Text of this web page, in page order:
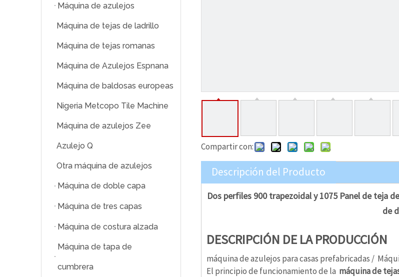
Máquina de azulejos
Máquina de tejas de ladrillo
Máquina de tejas romanas
Máquina de Azulejos Espnana
Máquina de baldosas europeas
Nigeria Metcopo Tile Machine
Máquina de azulejos Zee
Azulejo Q
Otra máquina de azulejos
Máquina de doble capa
Máquina de tres capas
Máquina de costura alzada
Máquina de tapa de
cumbrera
Compartir con:
Descripción del Producto
Dos perfiles 900 trapezoidal y 1075 Panel de teja
de
DESCRIPCIÓN DE LA PRODUCCIÓN
máquina de azulejos para casas prefabricadas /
El principio de funcionamiento de la máquina de